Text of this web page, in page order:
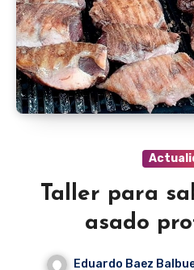
Taller para
asado
Eduardo Baez